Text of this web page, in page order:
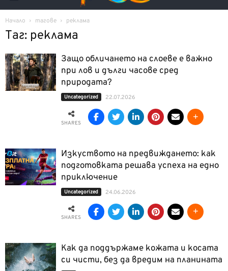
Начало тагове реклама
Таг: реклама
Защо обличането на слоеве е важно
при лов и дълги часове сред
природата?
Uncategorized 22.07.2026
SHARES
Изкуството на предвиждането: как
подготовката решава успеха на едно
приключение
Uncategorized 24.06.2026
SHARES
Как да поддържаме кожата и косата
си чисти, без да вредим на планината